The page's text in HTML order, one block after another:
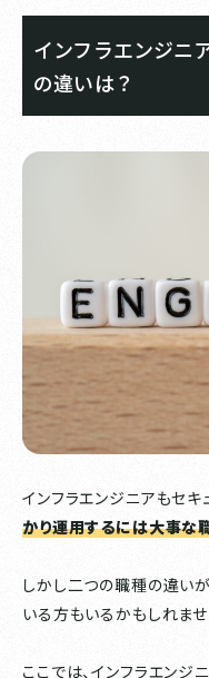
インフラエンジニ
の違いは？
インフラエンジニアもセキ
かり運用するには大事な
しかし二つの職種の違い
いる方もいるかもしれませ
ここでは、インフラエンジ